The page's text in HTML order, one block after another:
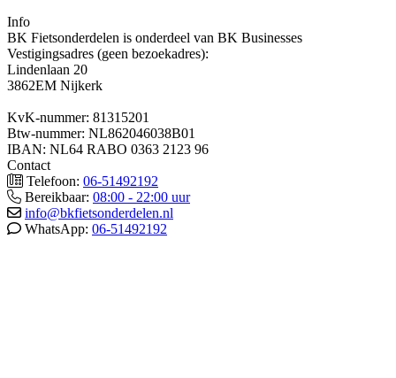
Info
BK Fietsonderdelen is onderdeel van BK Businesses
Vestigingsadres (geen bezoekadres):
Lindenlaan 20
3862EM Nijkerk
KvK-nummer: 81315201
Btw-nummer: NL862046038B01
IBAN: NL64 RABO 0363 2123 96
Contact
Telefoon: 06-51492192
Bereikbaar: 08:00 - 22:00 uur
info@bkfietsonderdelen.nl
WhatsApp: 06-51492192